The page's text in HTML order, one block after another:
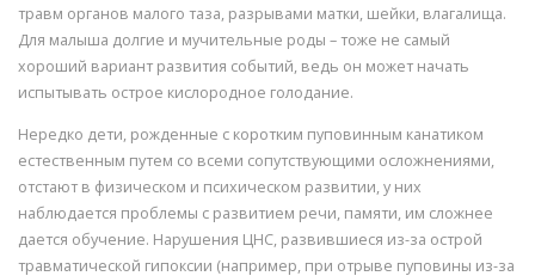
травм органов малого таза, разрывами матки, шейки, влагалища.
Для малыша долгие и мучительные роды – тоже не самый
хороший вариант развития событий, ведь он может начать
испытывать острое кислородное голодание.
Нередко дети, рожденные с коротким пуповинным канатиком
естественным путем со всеми сопутствующими осложнениями,
отстают в физическом и психическом развитии, у них
наблюдается проблемы с развитием речи, памяти, им сложнее
дается обучение. Нарушения ЦНС, развившиеся из-за острой
травматической гипоксии (например, при отрыве пуповины из-за